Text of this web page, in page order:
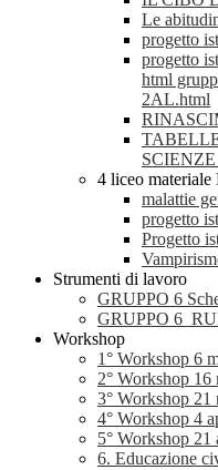
Le
progetto
progetto
html
2AL.html
SCIENZE
4 liceo materiale
malattie
progetto
Progetto
Strumenti di lavoro
GRUPPO 6
GRUPPO
Workshop
1° Workshop 6
2° Workshop
3° Workshop 21
4° Workshop 4
5° Workshop
6. Educazione